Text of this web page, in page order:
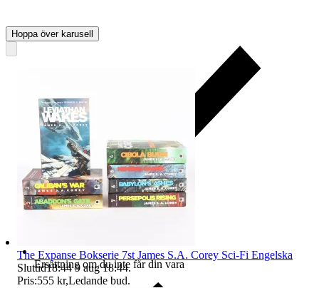
Ersättning om du inte får din vara
Hoppa över karusell
The Expanse Bokserie 7st James S.A. Corey Sci-Fi Engelska
Sluttid18:44 9 aug 18:44.
Pris:555 kr,Ledande bud.